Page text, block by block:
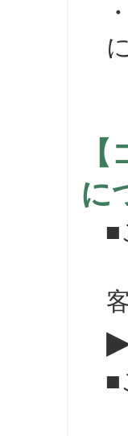
・
実
に
■
■